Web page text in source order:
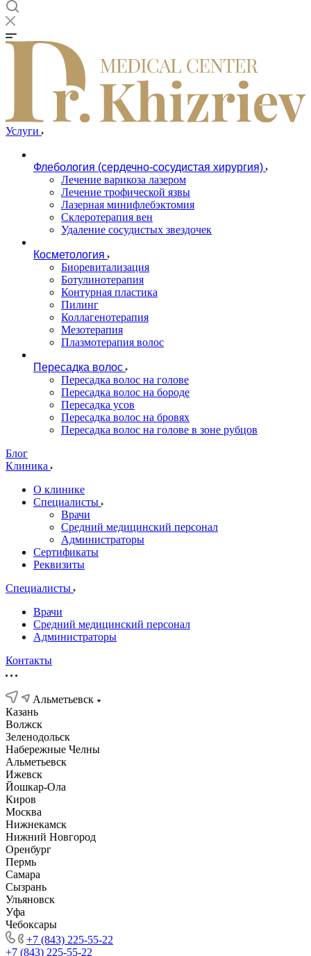
Услуги
Флебология (сердечно-сосудистая хирургия)
Лечение варикоза лазером
Лечение трофической язвы
Лазерная минифлебэктомия
Cклеротерапия вен
Удаление сосудистых звездочек
Косметология
Биоревитализация
Ботулинотерапия
Контурная пластика
Пилинг
Коллагенотерапия
Мезотерапия
Плазмотерапия волос
Пересадка волос
Пересадка волос на голове
Пересадка волос на бороде
Пересадка усов
Пересадка волос на бровях
Пересадка волос на голове в зоне рубцов
Блог
Клиника
О клинике
Специалисты
Врачи
Средний медицинский персонал
Администраторы
Сертификаты
Реквизиты
Специалисты
Врачи
Средний медицинский персонал
Администраторы
Контакты
Альметьевск
Казань
Волжск
Зеленодольск
Набережные Челны
Альметьевск
Ижевск
Йошкар-Ола
Киров
Москва
Нижнекамск
Нижний Новгород
Оренбург
Пермь
Самара
Сызрань
Ульяновск
Уфа
Чебоксары
+7 (843) 225-55-22
+7 (843) 225-55-22